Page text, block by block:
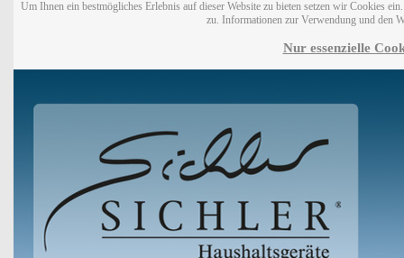
Um Ihnen ein bestmögliches Erlebnis auf dieser Website zu bieten setzen wir Cookies
zu. Informationen zur Verwendung und den
Nur essenzielle